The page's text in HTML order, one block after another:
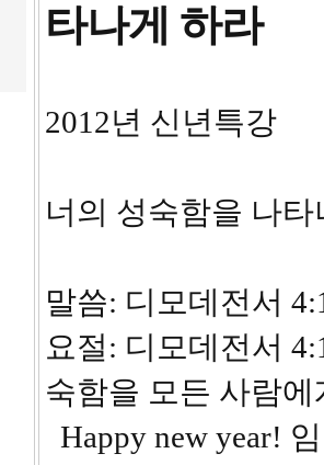
타나게 하라
2012
너의 성숙함을 나
말씀: 디모데전서
요절: 디모데전서
숙함을 모든 사람
Happy new year!